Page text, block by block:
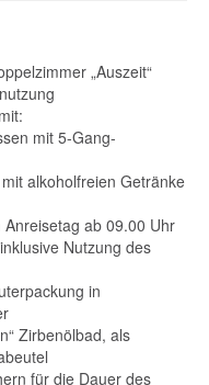
„Auszeit“
mit 5-Gang-
alkoholfreien Getränke
ab 09.00 Uhr
Nutzung des
in
Zirbenölbad, als
für die Dauer des